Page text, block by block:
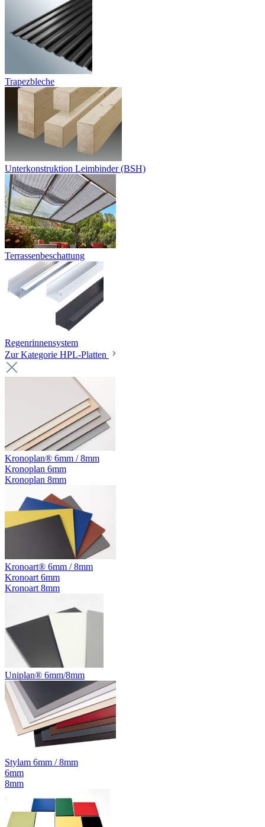
Trapezbleche
Unterkonstruktion Leimbinder (BSH)
Terrassenbeschattung
Regenrinnensystem
Zur Kategorie HPL-Platten
Kronoplan® 6mm / 8mm
Kronoplan 6mm
Kronoplan 8mm
Kronoart® 6mm / 8mm
Kronoart 6mm
Kronoart 8mm
Uniplan® 6mm/8mm
Stylam 6mm / 8mm
6mm
8mm